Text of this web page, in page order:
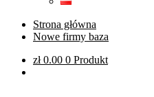
Strona główna
Nowe firmy baza
zł0.00 0 Produkt